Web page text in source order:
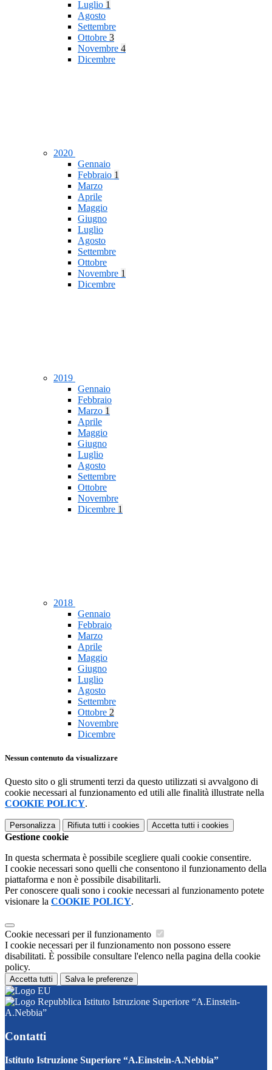
Luglio 1
Agosto
Settembre
Ottobre 3
Novembre 4
Dicembre
2020
Gennaio
Febbraio 1
Marzo
Aprile
Maggio
Giugno
Luglio
Agosto
Settembre
Ottobre
Novembre 1
Dicembre
2019
Gennaio
Febbraio
Marzo 1
Aprile
Maggio
Giugno
Luglio
Agosto
Settembre
Ottobre
Novembre
Dicembre 1
2018
Gennaio
Febbraio
Marzo
Aprile
Maggio
Giugno
Luglio
Agosto
Settembre
Ottobre 2
Novembre
Dicembre
Nessun contenuto da visualizzare
Questo sito o gli strumenti terzi da questo utilizzati si avvalgono di
cookie necessari al funzionamento ed utili alle finalità illustrate nella
COOKIE POLICY.
Personalizza Rifiuta tutti i cookies Accetta tutti i cookies
Gestione cookie
In questa schermata è possibile scegliere quali cookie consentire.
I cookie necessari sono quelli che consentono il funzionamento della
piattaforma e non è possibile disabilitarli.
Per conoscere quali sono i cookie necessari al funzionamento potete
visionare la COOKIE POLICY.
Cookie necessari per il funzionamento
I cookie necessari per il funzionamento non possono essere
disabilitati. È possibile consultare l'elenco nella pagina della cookie
policy.
Accetta tutti Salva le preferenze
Istituto Istruzione Superiore “A.Einstein-
A.Nebbia”
Contatti
Istituto Istruzione Superiore “A.Einstein-A.Nebbia”